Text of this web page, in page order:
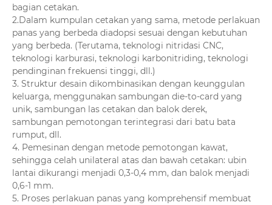
bagian cetakan.
2.Dalam kumpulan cetakan yang sama, metode perlakuan
panas yang berbeda diadopsi sesuai dengan kebutuhan
yang berbeda. (Terutama, teknologi nitridasi CNC,
teknologi karburasi, teknologi karbonitriding, teknologi
pendinginan frekuensi tinggi, dll.)
3. Struktur desain dikombinasikan dengan keunggulan
keluarga, menggunakan sambungan die-to-card yang
unik, sambungan las cetakan dan balok derek,
sambungan pemotongan terintegrasi dari batu bata
rumput, dll.
4. Pemesinan dengan metode pemotongan kawat,
sehingga celah unilateral atas dan bawah cetakan: ubin
lantai dikurangi menjadi 0,3-0,4 mm, dan balok menjadi
0,6-1 mm.
5. Proses perlakuan panas yang komprehensif membuat